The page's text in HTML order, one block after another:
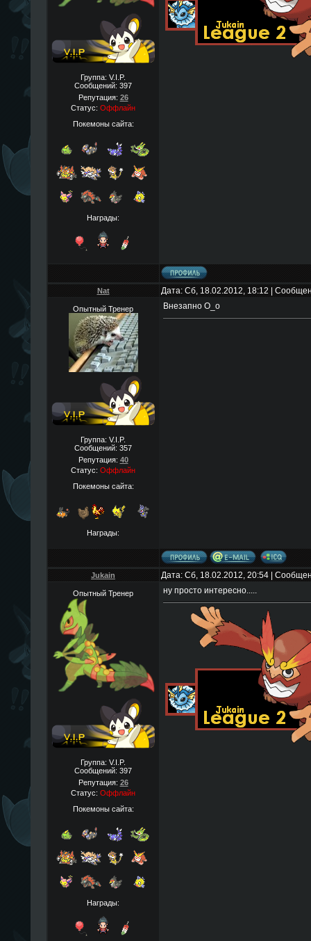
Группа: V.I.P.
Сообщений: 397
Репутация: 26
Статус: Оффлайн
Покемоны сайта:
Награды:
Nat Дата: Сб, 18.02.2012, 18:12 |
Опытный Тренер
Группа: V.I.P.
Сообщений: 357
Репутация: 40
Статус: Оффлайн
Покемоны сайта:
Награды:
Внезапно О_о
Jukain Дата: Сб, 18.02.2012, 20:54 |
Опытный Тренер
Группа: V.I.P.
Сообщений: 397
Репутация: 26
Статус: Оффлайн
Покемоны сайта:
Награды:
ну просто интересно.....